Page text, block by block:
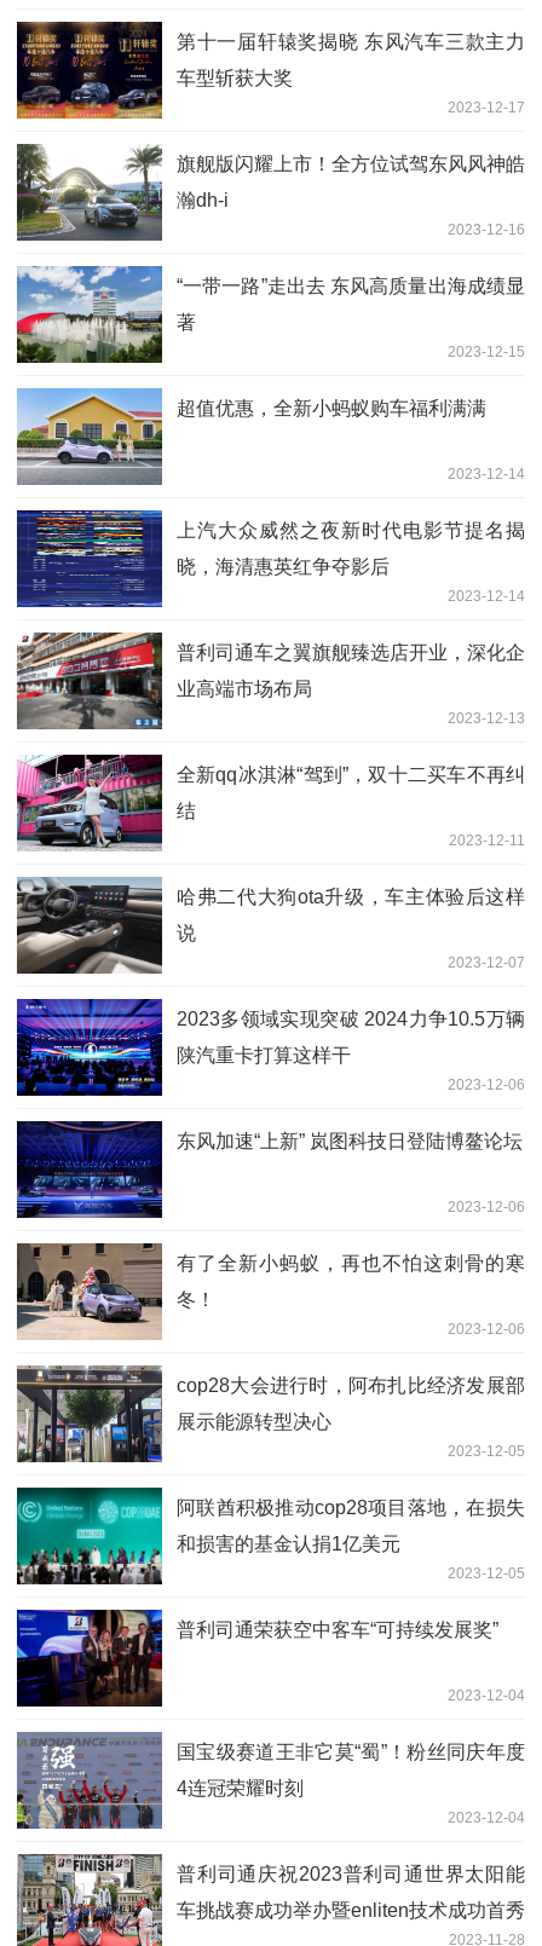
第十一届轩辕奖揭晓 东风汽车三款主力
车型斩获大奖
2023-12-17
旗舰版闪耀上市！全方位试驾东风风神皓
瀚dh-i
2023-12-16
“一带一路”走出去 东风高质量出海成绩显
著
2023-12-15
超值优惠，全新小蚂蚁购车福利满满
2023-12-14
上汽大众威然之夜新时代电影节提名揭
晓，海清惠英红争夺影后
2023-12-14
普利司通车之翼旗舰臻选店开业，深化企
业高端市场布局
2023-12-13
全新qq冰淇淋“驾到”，双十二买车不再纠
结
2023-12-11
哈弗二代大狗ota升级，车主体验后这样
说
2023-12-07
2023多领域实现突破 2024力争10.5万辆
陕汽重卡打算这样干
2023-12-06
东风加速“上新” 岚图科技日登陆博鳌论坛
2023-12-06
有了全新小蚂蚁，再也不怕这刺骨的寒
冬！
2023-12-06
cop28大会进行时，阿布扎比经济发展部
展示能源转型决心
2023-12-05
阿联酋积极推动cop28项目落地，在损失
和损害的基金认捐1亿美元
2023-12-05
普利司通荣获空中客车“可持续发展奖”
2023-12-04
国宝级赛道王非它莫“蜀”！粉丝同庆年度
4连冠荣耀时刻
2023-12-04
普利司通庆祝2023普利司通世界太阳能
车挑战赛成功举办暨enliten技术成功首秀
2023-11-28